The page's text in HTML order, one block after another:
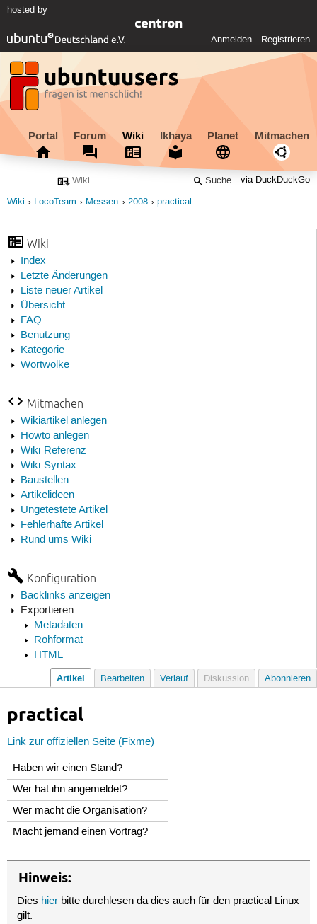
hosted by
Anmelden Registrieren
Portal Forum Wiki Ikhaya Planet Mitmachen
via DuckDuckGo
Wiki LocoTeam Messen 2008 practical
Wiki
Index
Letzte Änderungen
Liste neuer Artikel
Übersicht
FAQ
Benutzung
Kategorie
Wortwolke
Mitmachen
Wikiartikel anlegen
Howto anlegen
Wiki-Referenz
Wiki-Syntax
Baustellen
Artikelideen
Ungetestete Artikel
Fehlerhafte Artikel
Rund ums Wiki
Konfiguration
Backlinks anzeigen
Exportieren
Metadaten
Rohformat
HTML
Artikel Bearbeiten Verlauf Diskussion Abonnieren
practical
Link zur offiziellen Seite (Fixme)
Haben wir einen Stand?
Wer hat ihn angemeldet?
Wer macht die Organisation?
Macht jemand einen Vortrag?
Hinweis:
Dies hier bitte durchlesen da dies auch für den practical Linux
gilt.